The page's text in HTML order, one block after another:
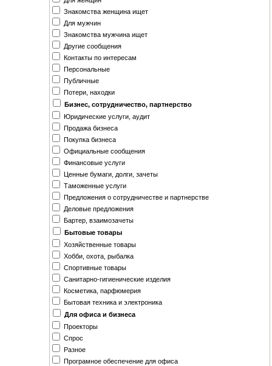
Знакомства женщина ищет
Для мужчин
Знакомства мужчина ищет
Другие сообщения
Контакты по интересам
Персональные
Публичные
Потери, находки
Бизнес, сотрудничество, партнерство
Юридические услуги, аудит
Продажа бизнеса
Покупка бизнеса
Официальные сообщения
Финансовые услуги
Ценные бумаги, долги, зачеты
Таможенные услуги
Предложения о сотрудничестве и партнерстве
Деловые предложения
Бартер, взаимозачеты
Бытовые товары
Хозяйственные товары
Хобби, охота, рыбалка
Спортивные товары
Санитарно-гигиенические изделия
Косметика, парфюмерия
Бытовая техника и электроника
Для офиса и бизнеса
Проекторы
Спрос
Разное
Програмное обеспечение для офиса